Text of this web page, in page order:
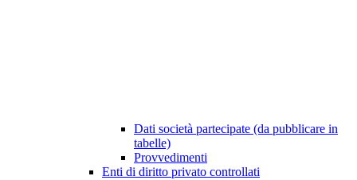
Dati società partecipate (da pubblicare in
tabelle)
Provvedimenti
Enti di diritto privato controllati